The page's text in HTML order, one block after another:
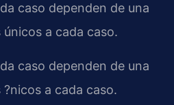
caso dependen de una
a cada caso.
caso dependen de una
a cada caso.